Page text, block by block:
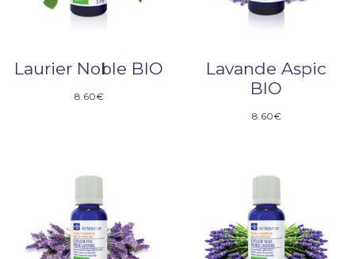
Laurier Noble BIO
8.60€
Lavande Aspic
BIO
8.60€